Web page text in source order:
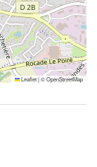
Leaflet|©OpenStreetMap